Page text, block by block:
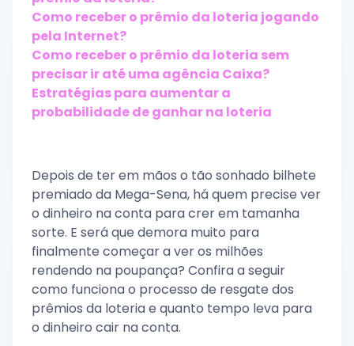
Como receber o prêmio da loteria jogando
pela Internet?
Como receber o prêmio da loteria sem
precisar ir até uma agência Caixa?
Estratégias para aumentar a
probabilidade de ganhar na loteria
Depois de ter em mãos o tão sonhado bilhete
premiado da Mega-Sena, há quem precise ver
o dinheiro na conta para crer em tamanha
sorte. E será que demora muito para
finalmente começar a ver os milhões
rendendo na poupança? Confira a seguir
como funciona o processo de resgate dos
prêmios da loteria e quanto tempo leva para
o dinheiro cair na conta.